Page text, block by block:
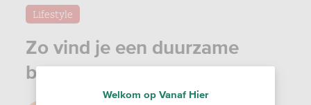
Zo vind je een duurzame
baan
Lifestyle
Welkom op Vanaf Hier